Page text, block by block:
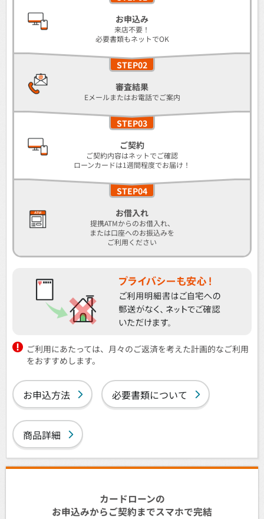
お申込み
来店不要！
必要書類もネットでOK
STEP02
審査結果
Eメールまたはお電話でご案内
STEP03
ご契約
ご契約内容はネットでご確認
ローンカードは1週間程度でお届け！
STEP04
お借入れ
提携ATMからのお借入れ、
または口座へのお振込みを
ご利用ください
ご利用にあたっては、月々のご返済を考えた計画的なご利用
をおすすめします。
お申込方法 必要書類について
商品詳細
カードローンの
お申込みからご契約までスマホで完結